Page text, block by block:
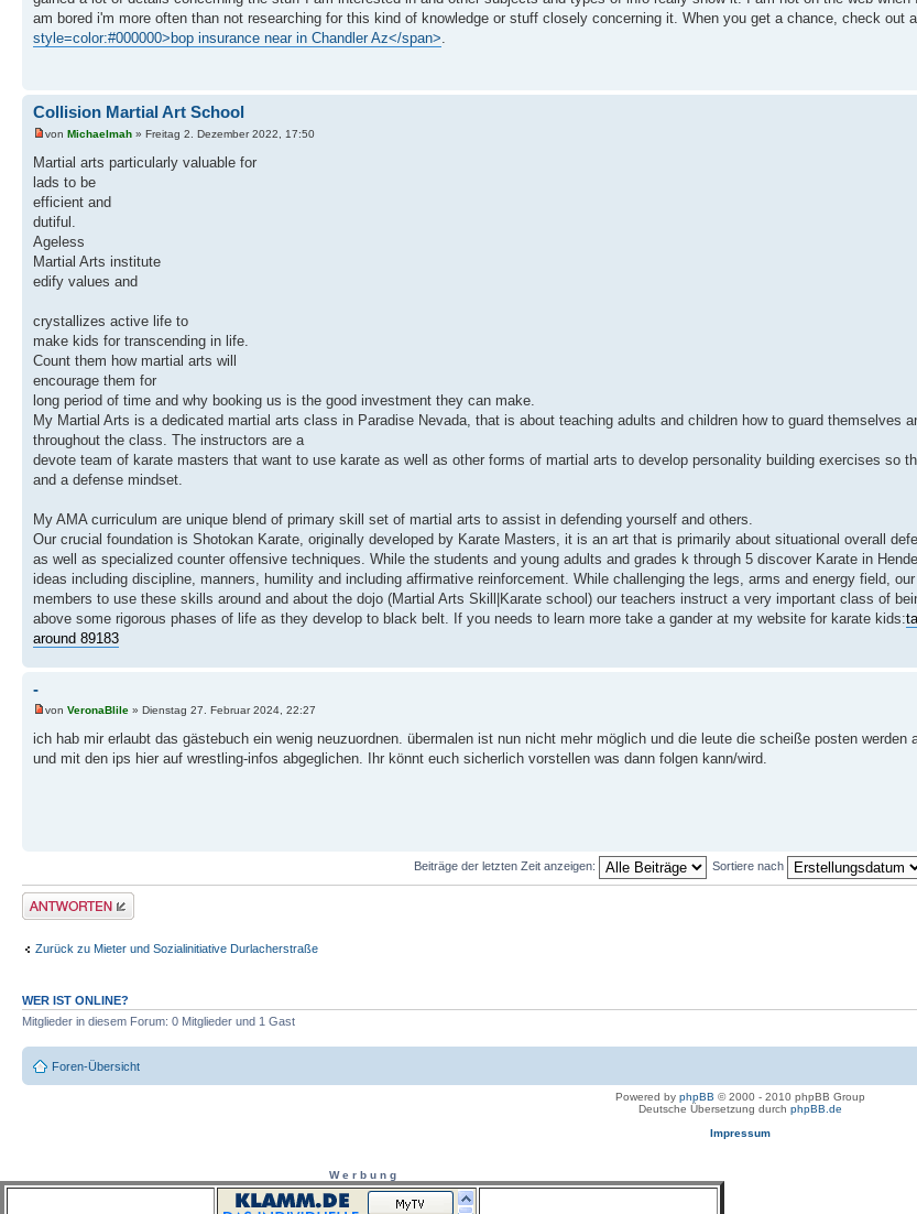
am bored i'm more often than not researching for this kind of knowledge or stuff closely concerning it. When you get a chance, check out
style=color:#000000>bop insurance near in Chandler Az</span>
Collision Martial Art School
von Michaelmah » Freitag 2. Dezember 2022, 17:50
Martial arts particularly valuable for
lads to be
efficient and
dutiful.
Ageless
Martial Arts institute
edify values and
crystallizes active life to
make kids for transcending in life.
Count them how martial arts will
encourage them for
long period of time and why booking us is the good investment they can make.
My Martial Arts is a dedicated martial arts class in Paradise Nevada, that is about teaching adults and children how to guard themselves
throughout the class. The instructors are a
devote team of karate masters that want to use karate as well as other forms of martial arts to develop personality building exercises so
and a defense mindset.
My AMA curriculum are unique blend of primary skill set of martial arts to assist in defending yourself and others.
Our crucial foundation is Shotokan Karate, originally developed by Karate Masters, it is an art that is primarily about situational overall
as well as specialized counter offensive techniques. While the students and young adults and grades k through 5 discover Karate in
ideas including discipline, manners, humility and including affirmative reinforcement. While challenging the legs, arms and energy field,
members to use these skills around and about the dojo (Martial Arts Skill|Karate school) our teachers instruct a very important class of
above some rigorous phases of life as they develop to black belt. If you needs to learn more take a gander at my website for karate kids:
around 89183
-
von VeronaBlile » Dienstag 27. Februar 2024, 22:27
ich hab mir erlaubt das gästebuch ein wenig neuzuordnen. übermalen ist nun nicht mehr möglich und die leute die scheiße posten werden
und mit den ips hier auf wrestling-infos abgeglichen. Ihr könnt euch sicherlich vorstellen was dann folgen kann/wird.
Beiträge der letzten Zeit anzeigen: Sortiere nach
Antwort erstellen
Zurück zu Mieter und Sozialinitiative Durlacherstraße
WER IST ONLINE?
Mitglieder in diesem Forum: 0 Mitglieder und 1 Gast
Foren-Übersicht
Powered by phpBB © 2000 - 2010 phpBB Group
Deutsche Übersetzung durch phpBB.de
Impressum
W e r b u n g